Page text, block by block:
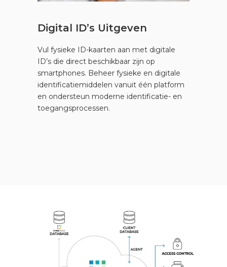
Digital ID’s Uitgeven
Vul fysieke ID-kaarten aan met digitale
ID’s die direct beschikbaar zijn op
smartphones. Beheer fysieke en digitale
identificatiemiddelen vanuit één platform
en ondersteun moderne identificatie- en
toegangsprocessen.